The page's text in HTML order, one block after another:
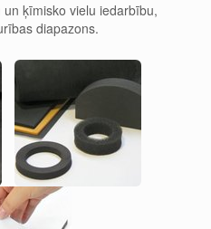
ķīmisko vielu iedarbību,
diapazons.